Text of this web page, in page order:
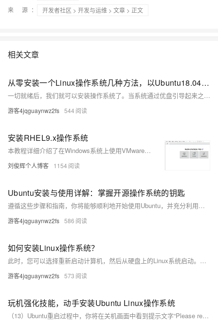
来 源：
开发者社区 > 开发与运维 > 文章 > 正文
相关文章
从零安装一个Linux操作系统几种方法，以Ubuntu18.04为例
一切就绪后，我们就可以安装操作系统了。当系统通过优盘引导起来之后，我们就可以看到跟虚拟机中一样的安装向导了。之后，大家按照虚拟机中的顺序安装即可。 好了，今天主要介绍了Ubuntu Server版操作系统的安装过程，关于如何使用该操作系统，及操作系统更深层的原理，还请关注本号及相关圈子。
游客4jqguaynwz2fs 544
安装RHEL9.x操作系统
本教程详细介绍了在Windows系统上使用VMware Workstation 17.5 Pro安装RHEL 9.x的完整流程。首先准备所需设备和软件，包括Windows计算机、RHEL 9 ISO映像文件、VMware软件及相关下载链接。接着，通过创建虚拟机、配置硬件参数完成VMware的基本设置。随后进入RHEL 9.x安装环节，涵盖语言选择、软件配置、网络和主机名设置、时区调整、磁盘分区规划（如/boot、/、swap、/boot/efi等分区）以及用户和密码的创建。最后，启动安装程序并监控进度，直至系统重启进入图形化登录界面。整个过程配有详细步骤说明和截图，便于用户操作和理解。
刘俊辉个人博客 1154
Ubuntu安装与使用详解：掌握开源操作系统的钥匙
遵循这些步骤和指南，你将能够顺利地开始使用Ubuntu，并充分利用其强大的功能和友好的界面。
游客4jqguaynwz2fs 586
如何安装Linux操作系统？
此时，您可以选择重新启动计算机，然后从硬盘上的Linux系统启动。以上是一个大致的安装过程。请注意，不同的Linux发行版可能会在细节上有所差异，因此在进行安装之前，请确保您阅读并理解了相应发行版的安装指南或文档。
游客4jqguaynwz2fs 573
玩机强化技能，动手安装Ubuntu Linux操作系统
（13）Ubuntu重启过程中，你将在关机画面中看到提示文字“Please remove the installation medium, then press ENTER:”，按下“Enter”键即可重启电脑。